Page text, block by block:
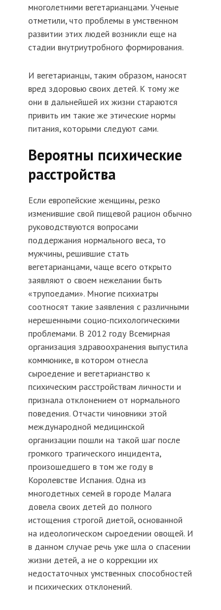
многолетними вегетарианцами. Ученые
отметили, что проблемы в умственном
развитии этих людей возникли еще на
стадии внутриутробного формирования.
И вегетарианцы, таким образом, наносят
вред здоровью своих детей. К тому же
они в дальнейшей их жизни стараются
привить им такие же этические нормы
питания, которыми следуют сами.
Вероятны психические
расстройства
Если европейские женщины, резко
изменившие свой пищевой рацион обычно
руководствуются вопросами
поддержания нормального веса, то
мужчины, решившие стать
вегетарианцами, чаще всего открыто
заявляют о своем нежелании быть
«трупоедами». Многие психиатры
соотносят такие заявления с различными
нерешенными социо-психологическими
проблемами. В 2012 году Всемирная
организация здравоохранения выпустила
коммюнике, в котором отнесла
сыроедение и вегетарианство к
психическим расстройствам личности и
признала отклонением от нормального
поведения. Отчасти чиновники этой
международной медицинской
организации пошли на такой шаг после
громкого трагического инцидента,
произошедшего в том же году в
Королевстве Испания. Одна из
многодетных семей в городе Малага
довела своих детей до полного
истощения строгой диетой, основанной
на идеологическом сыроедении овощей. И
в данном случае речь уже шла о спасении
жизни детей, а не о коррекции их
недостаточных умственных способностей
и психических отклонений.